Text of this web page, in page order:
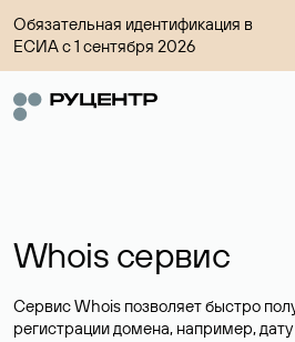
Обязательная идентификация в
ЕСИА с 1 сентября 2026
Whois сервис
Сервис Whois позволяет быстро
регистрации домена, например,